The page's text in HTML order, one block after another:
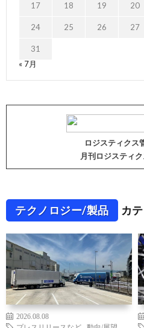
17 18 19 20
24 25 26 27
31
« 7月
ロジスティクス
月刊ロジスティ
テクノロジー/製品 カ
2026.08.08